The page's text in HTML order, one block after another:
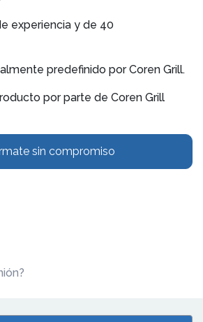
experiencia y de 40
predefinido por Coren Grill.
por parte de Coren Grill
sin compromiso